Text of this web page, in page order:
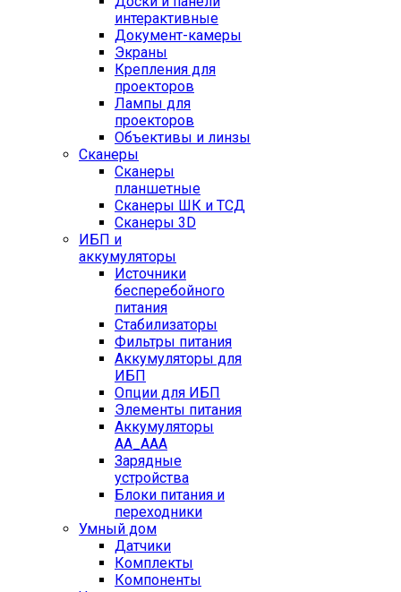
интерактивные
Документ-камеры
Экраны
Крепления для
проекторов
Лампы для
проекторов
Объективы и линзы
Сканеры
Сканеры
планшетные
Сканеры ШК и ТСД
Сканеры 3D
ИБП и
аккумуляторы
Источники
бесперебойного
питания
Стабилизаторы
Фильтры питания
Аккумуляторы для
ИБП
Опции для ИБП
Элементы питания
Аккумуляторы
AA_AAA
Зарядные
устройства
Блоки питания и
переходники
Умный дом
Датчики
Комплекты
Компоненты